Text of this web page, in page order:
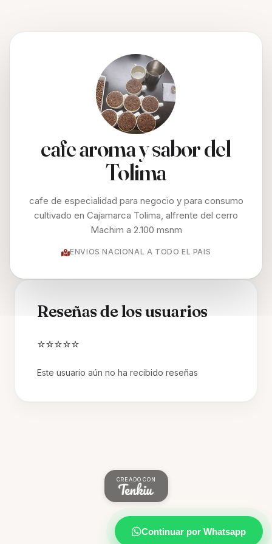
cafe aroma y sabor del
Tolima
cafe de especialidad para negocio y para consumo
cultivado en Cajamarca Tolima, alfrente del cerro
Machim a 2.100 msnm
ENVIOS NACIONAL A TODO EL PAIS
Continuar por Whatsapp
Reseñas de los usuarios
⭐⭐⭐⭐⭐
Este usuario aún no ha recibido reseñas
CREADO CON